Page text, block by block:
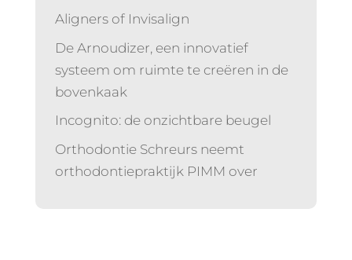
Aligners of Invisalign
De Arnoudizer, een innovatief
systeem om ruimte te creëren in de
bovenkaak
Incognito: de onzichtbare beugel
Orthodontie Schreurs neemt
orthodontiepraktijk PIMM over